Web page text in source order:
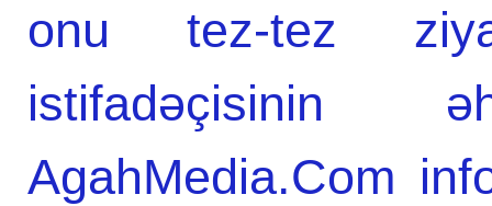
onu tez-tez
istifadəçisinin
AgahMedia.Com